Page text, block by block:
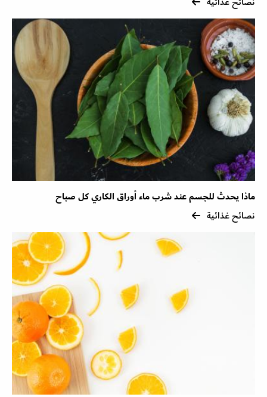
ماذا يحدث للجسم عند شرب ماء أوراق الكاري كل صباح
نصائح غذائية